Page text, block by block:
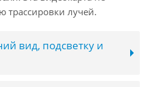
трассировки лучей.
вид, подсветку и